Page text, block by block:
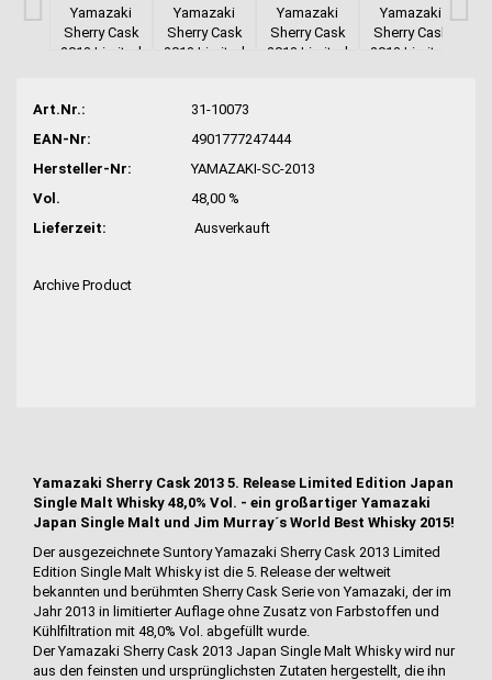
Art.Nr.:
31-10073
EAN-Nr:
4901777247444
Hersteller-Nr:
YAMAZAKI-SC-2013
Vol.
48,00 %
Lieferzeit:
Ausverkauft
Archive Product
Yamazaki Sherry Cask 2013 5. Release Limited Edition Japan
Single Malt Whisky 48,0% Vol. - ein großartiger Yamazaki
Japan Single Malt und Jim Murray´s World Best Whisky 2015!
Der ausgezeichnete Suntory Yamazaki Sherry Cask 2013 Limited
Edition Single Malt Whisky ist die 5. Release der weltweit
bekannten und berühmten Sherry Cask Serie von Yamazaki, der im
Jahr 2013 in limitierter Auflage ohne Zusatz von Farbstoffen und
Kühlfiltration mit 48,0% Vol. abgefüllt wurde.
Der Yamazaki Sherry Cask 2013 Japan Single Malt Whisky wird nur
aus den feinsten und ursprünglichsten Zutaten hergestellt, die ihn